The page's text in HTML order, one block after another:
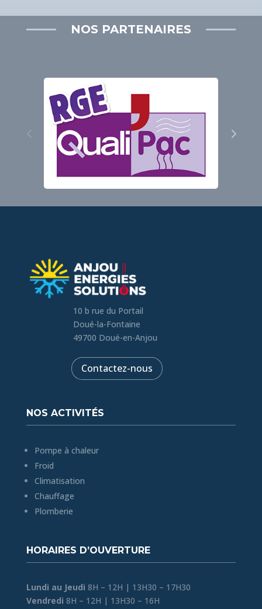
NOS PARTENAIRES
10 b rue du Portail
Doué-la-Fontaine
49700 Doué-en-Anjou
Contactez-nous
NOS ACTIVITÉS
Pompe à chaleur
Froid
Climatisation
Chauffage
Plomberie
HORAIRES D’OUVERTURE
Lundi au Jeudi 8H – 12H | 13H30 – 17H30
Vendredi 8H – 12H | 13H30 – 16H